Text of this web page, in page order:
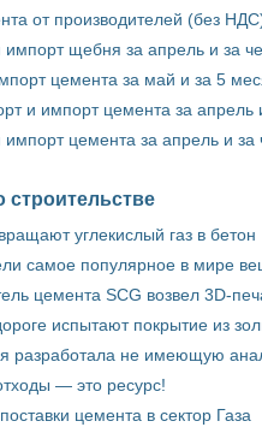
от производителей (без
импорт щебня за апрель и за
цемента за май и за 5
и импорт цемента за
импорт цемента за апрель и
строительстве
углекислый газ в бетон
самое популярное в мире
цемента SCG возвел 3D-
испытают покрытие из
разработала не имеющую
— это ресурс!
цемента в сектор Газа